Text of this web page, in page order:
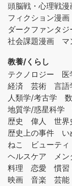
頭脳戦・心理戦漫
フィクション漫画
ダークファンタジ
社会課題漫画
マ
教養/くらし
テクノロジー
医
経済
芸術 言語
人類学/考古学
地質学/惑星科学
歴史
偉人 世界
歴史上の事件
い
ねこ
ビューティ
ヘルスケア
メ
料理
恋愛 慣習
映画
音楽 芸能